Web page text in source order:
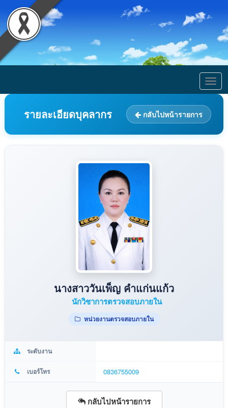
รายละเอียดบุคลากร กลับไปหน้ารายการ
นางสาววันเพ็ญ คำแก่นแก้ว
นักวิชาการตรวจสอบภายใน
หน่วยงานตรวจสอบภายใน
ระดับงาน
เบอร์โทร 0836755009
กลับไปหน้ารายการ